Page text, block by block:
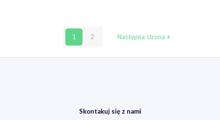
1 2 Następna strona
Skontakuj się z nami